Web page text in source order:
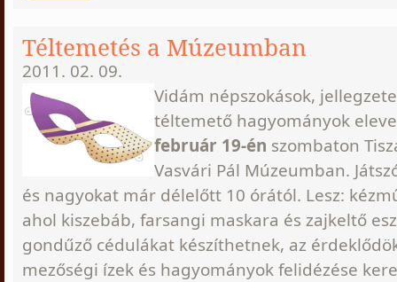
Téltemetés a Múzeumban
2011. 02. 09.
Vidám népszokások,
téltemető hagyományok
február 19-én szombaton
Vasvári Pál Múzeumban.
és nagyokat már délelőtt 10 órától. Lesz:
ahol kiszebáb, farsangi maskara és zajkeltő
gondűző cédulákat készíthetnek, az
mezőségi ízek és hagyományok felidézése